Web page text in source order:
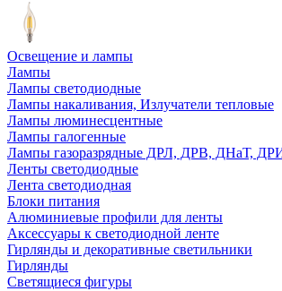
Освещение и лампы
Лампы
Лампы светодиодные
Лампы накаливания, Излучатели тепловые
Лампы люминесцентные
Лампы галогенные
Лампы газоразрядные ДРЛ, ДРВ, ДНаТ,
Ленты светодиодные
Лента светодиодная
Блоки питания
Алюминиевые профили для ленты
Аксессуары к светодиодной ленте
Гирлянды и декоративные светильники
Гирлянды
Светящиеся фигуры